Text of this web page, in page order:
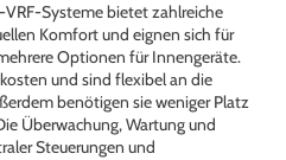
Systeme bietet zahlreiche
Komfort und eignen sich für
Optionen für Innengeräte.
und sind flexibel an die
benötigen sie weniger Platz
Überwachung, Wartung und
Steuerungen und